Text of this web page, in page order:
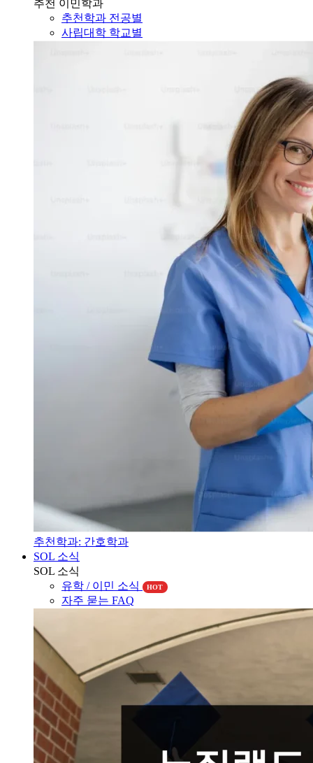
졸업생 취업 비자 (PSWV)
자녀 무상교육
HOT
추천 이민학과
추천학과: 간호학과
SOL 소식
SOL 소식